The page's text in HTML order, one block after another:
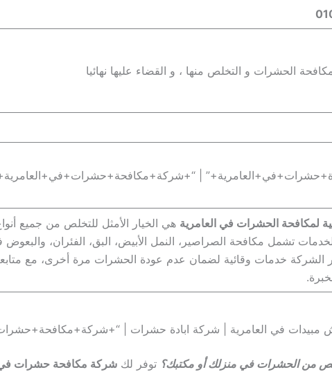
الحشرات و التخلص منها ، و القضاء عليها نهائيا
|
لمكافحة الحشرات في العامرية هي الخيار الأمثل للتخلص من جميع
تشمل مكافحة الصراصير، النمل الأبيض، البق، الفئران، والبعوض
الشركة خدمات وقائية لضمان عدم عودة الحشرات مرة أخرى، مع متابعة
من الحشرات في منزلك أو مكتبك؟ توفر لك شركة مكافحة حشرات في